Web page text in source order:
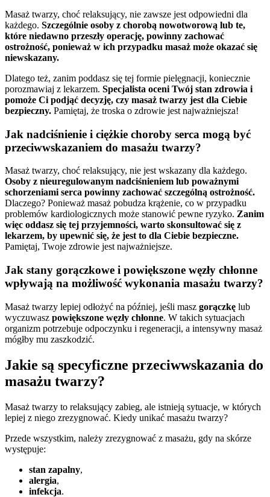
Masaż twarzy, choć relaksujący, nie zawsze jest odpowiedni dla
każdego. Szczególnie osoby z chorobą nowotworową lub te,
które niedawno przeszły operację, powinny zachować
ostrożność, ponieważ w ich przypadku masaż może okazać się
niewskazany.
Dlatego też, zanim poddasz się tej formie pielęgnacji, koniecznie
porozmawiaj z lekarzem. Specjalista oceni Twój stan zdrowia i
pomoże Ci podjąć decyzję, czy masaż twarzy jest dla Ciebie
bezpieczny. Pamiętaj, że troska o zdrowie jest najważniejsza!
Jak nadciśnienie i ciężkie choroby serca mogą być
przeciwwskazaniem do masażu twarzy?
Masaż twarzy, choć relaksujący, nie jest wskazany dla każdego.
Osoby z nieuregulowanym nadciśnieniem lub poważnymi
schorzeniami serca powinny zachować szczególną ostrożność.
Dlaczego? Ponieważ masaż pobudza krążenie, co w przypadku
problemów kardiologicznych może stanowić pewne ryzyko. Zanim
więc oddasz się tej przyjemności, warto skonsultować się z
lekarzem, by upewnić się, że jest to dla Ciebie bezpieczne.
Pamiętaj, Twoje zdrowie jest najważniejsze.
Jak stany gorączkowe i powiększone węzły chłonne
wpływają na możliwość wykonania masażu twarzy?
Masaż twarzy lepiej odłożyć na później, jeśli masz gorączkę lub
wyczuwasz powiększone węzły chłonne. W takich sytuacjach
organizm potrzebuje odpoczynku i regeneracji, a intensywny masaż
mógłby mu zaszkodzić.
Jakie są specyficzne przeciwwskazania do
masażu twarzy?
Masaż twarzy to relaksujący zabieg, ale istnieją sytuacje, w których
lepiej z niego zrezygnować. Kiedy unikać masażu twarzy?
Przede wszystkim, należy zrezygnować z masażu, gdy na skórze
występuje:
stan zapalny,
alergia,
infekcja.